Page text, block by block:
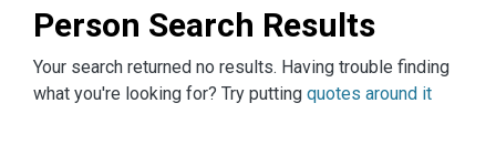
Person Search Results
Your search returned no results. Having trouble finding
what you're looking for? Try putting quotes around it